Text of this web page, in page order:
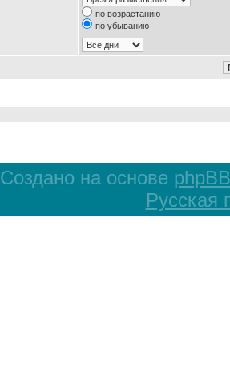
по возрастанию
по убыванию
Создано на основе phpBB
Русская